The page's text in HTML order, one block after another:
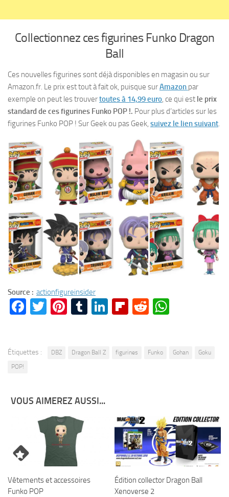
Collectionnez ces figurines Funko Dragon
Ball
Ces nouvelles figurines sont déjà disponibles en magasin ou sur
Amazon.fr. Le prix est tout à fait ok, puisque surAmazon par
exemple on peut les trouvertoutes à 14,99 euro, ce qui est le prix
standard de ces figurines Funko POP !. Pour plus d’articles sur les
figurines Funko POP ! Sur Geek ou pas Geek, suivez le lien suivant.
Source : actionfigureinsider
Facebook
Twitter
Pinterest
Tumblr
LinkedIn
Flipboard
Reddit
Étiquettes : DBZ Dragon Ball Z figurines Funko Gohan
Goku
POP!
VOUS AIMEREZ AUSSI...
Vêtements et accessoires
Funko POP
Édition collector Dragon Ball
Xenoverse 2